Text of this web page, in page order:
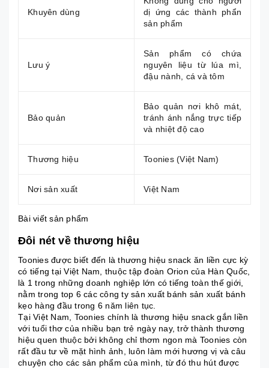
Khuyên dùng
dị ứng các thành phẩn
sản phẩm
Lưu ý
Sản phẩm có chứa
nguyên liệu từ lúa mì,
đậu nành, cá và tôm
Bảo quản
Bảo quản nơi khô mát,
tránh ánh nắng trực tiếp
và nhiệt độ cao
Thương hiệu Toonies (Việt Nam)
Nơi sản xuất Việt Nam
Bài viết sản phẩm
Đôi nét về thương hiệu
Toonies được biết đến là thương hiệu snack ăn liền cực kỳ
có tiếng tại Việt Nam, thuộc tập đoàn Orion của Hàn Quốc,
là 1 trong những doanh nghiệp lớn có tiếng toàn thế giới,
nằm trong top 6 các công ty sản xuất bánh sản xuất bánh
kẹo hàng đầu trong 6 năm liên tục.
Tại Việt Nam, Toonies chính là thương hiệu snack gắn liền
với tuổi thơ của nhiều bạn trẻ ngày nay, trở thành thương
hiệu quen thuộc bởi không chỉ thơm ngon mà Toonies còn
rất đầu tư về mặt hình ảnh, luôn làm mới hương vị và câu
chuyện cho các sản phẩm của mình, từ đó thu hút được